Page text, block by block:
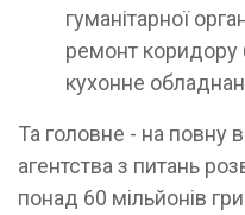
гуманітарної
ремонт коридору
кухонне
Та головне - на повну
агентства з питань
понад 60 мільйонів